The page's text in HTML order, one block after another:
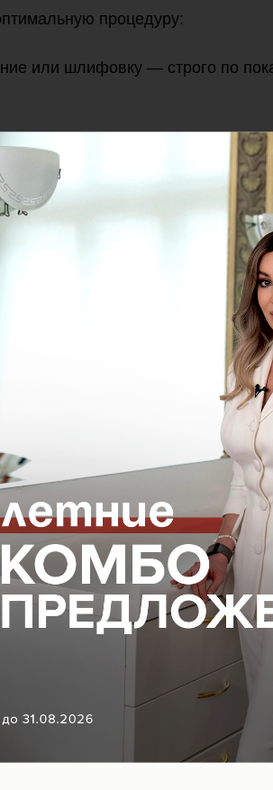
процедуру:
или шлифовку — строго по
коллаген, БАДы и пептидную
изнутри.
не только про кожу.
собственных механизмов
вместе. 💫
18+